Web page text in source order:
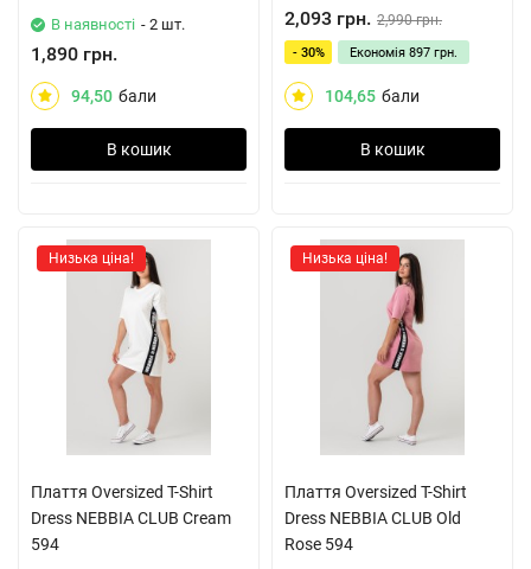
В наявності - 2 шт.
1,890 грн.
94,50 бали
В кошик
2,093 грн. 2,990 грн.
- 30% Економія 897 грн.
104,65 бали
В кошик
Низька ціна!
Плаття Oversized T-Shirt
Dress NEBBIA CLUB Cream
594
Низька ціна!
Плаття Oversized T-Shirt
Dress NEBBIA CLUB Old
Rose 594